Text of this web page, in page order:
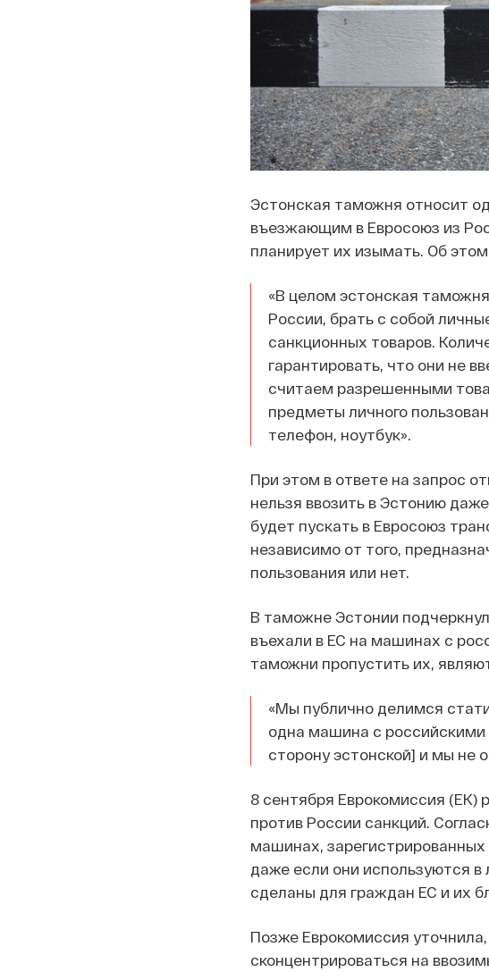
Эстонская таможня относит
въезжающим в Евросоюз из
планирует их изымать. Об
«В целом эстонская
России, брать с собой
санкционных товаров.
гарантировать, что они не
считаем разрешенными
предметы личного
телефон, ноутбук».
При этом в ответе на запрос
нельзя ввозить в Эстонию
будет пускать в Евросоюз
независимо от того,
пользования или нет.
В таможне Эстонии
въехали в ЕС на машинах с
таможни пропустить их,
«Мы публично делимся
одна машина с российскими
сторону эстонской] и мы не
8 сентября Еврокомиссия
против России санкций.
машинах,
даже если они используются
сделаны для граждан ЕС и их
Позже Еврокомиссия
сконцентрироваться на